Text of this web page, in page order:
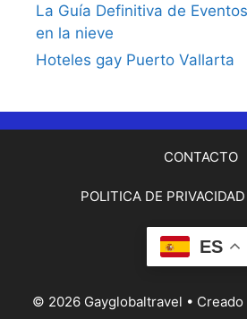
La Guía Definitiva de
en la nieve
Hoteles gay Puerto Vallarta
CONTACTO
POLITICA DE
ES
© 2026 Gayglobaltravel • Creado